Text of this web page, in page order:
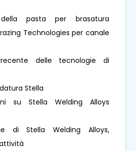
pasta per brasatura
Technologies per canale
delle tecnologie di
Stella
su Stella Welding Alloys
di Stella Welding Alloys,